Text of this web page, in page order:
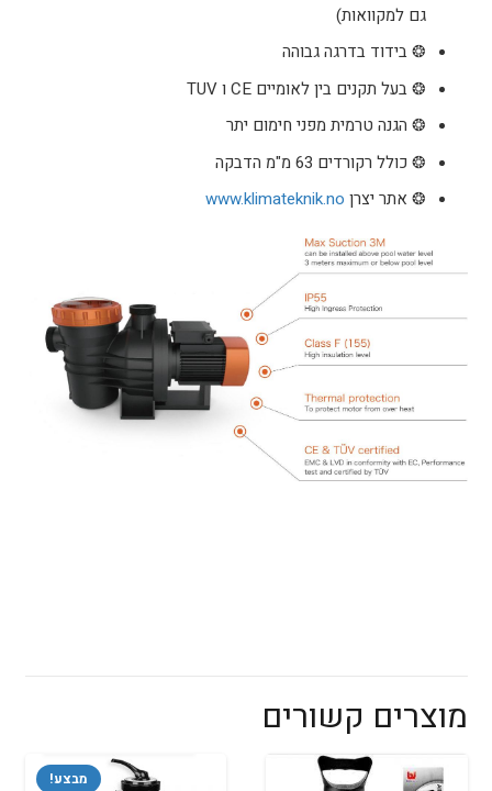
גם למקוואות)
❂ בידוד בדרגה גבוהה
❂ בעל תקנים בין לאומיים CE ו TUV
❂ הגנה טרמית מפני חימום יתר
❂ כולל רקורדים 63 מ"מ הדבקה
❂ אתר יצרן www.klimateknik.no
מוצרים קשורים
מבצע!